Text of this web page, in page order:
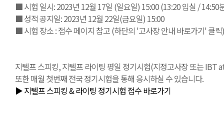
■ 시험 일시: 2023년 12월 17일 (일요일) 15:00 (13:20 입실 / 14:50
■ 성적 공지일: 2023년 12월 22일(금요일) 15:00
■ 시험 장소 : 접수 페이지 참고 (하단의 '고사장 안내 바로가기' 클릭)
지텔프 스피킹, 지텔프 라이팅 평일 정기시험(지정고사장 또는 IBT
또한 매월 첫번째 전국 정기시험을 통해 응시하실 수 있습니다.
▶ 지텔프 스피킹 & 라이팅 정기시험 접수 바로가기